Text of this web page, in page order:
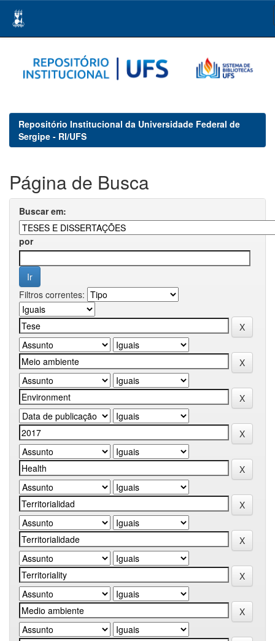
navigation
Repositório Institucional da Universidade Federal de
Sergipe - RI/UFS
Página de Busca
Buscar em:
por
Filtros correntes: